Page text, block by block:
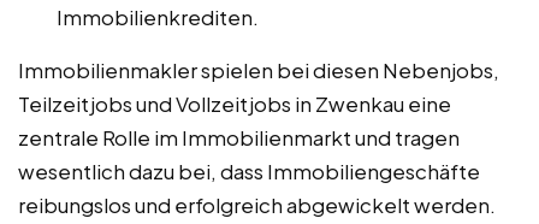
Immobilienkrediten.
Immobilienmakler spielen bei diesen Nebenjobs,
Teilzeitjobs und Vollzeitjobs in Zwenkau eine
zentrale Rolle im Immobilienmarkt und tragen
wesentlich dazu bei, dass Immobiliengeschäfte
reibungslos und erfolgreich abgewickelt werden.